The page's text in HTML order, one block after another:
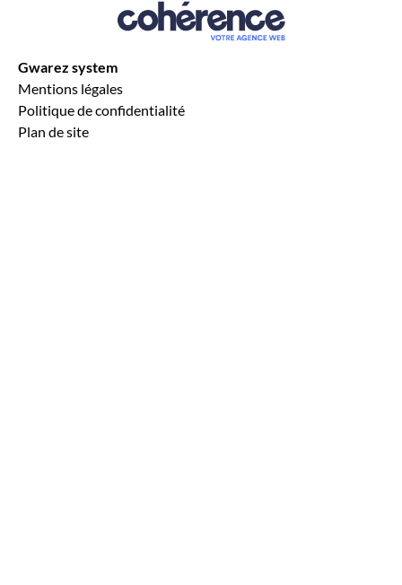
Gwarez system
Mentions légales
Politique de confidentialité
Plan de site